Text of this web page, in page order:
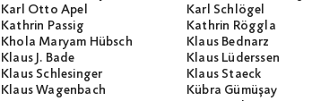
Karl Otto Apel
Karl Schlögel
Kathrin Passig
Kathrin Röggla
Khola Maryam Hübsch
Klaus Bednarz
Klaus J. Bade
Klaus Lüderssen
Klaus Schlesinger
Klaus Staeck
Klaus Wagenbach
Kübra Gümüşay